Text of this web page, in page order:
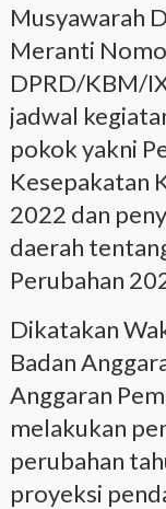
Musyawarah
Meranti
DPRD/KBM/
jadwal
pokok yakni
Kesepakatan
2022 dan
daerah
Perubahan
Dikatakan
Badan
Anggaran
melakukan
perubahan
proyeksi